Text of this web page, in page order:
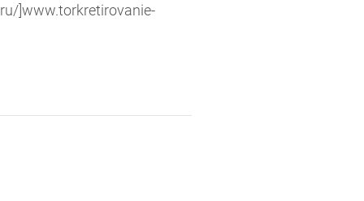
]www.torkretirovanie-